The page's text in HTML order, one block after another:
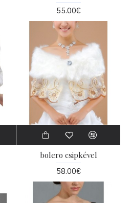
55.00€
bolero csipkével
58.00€